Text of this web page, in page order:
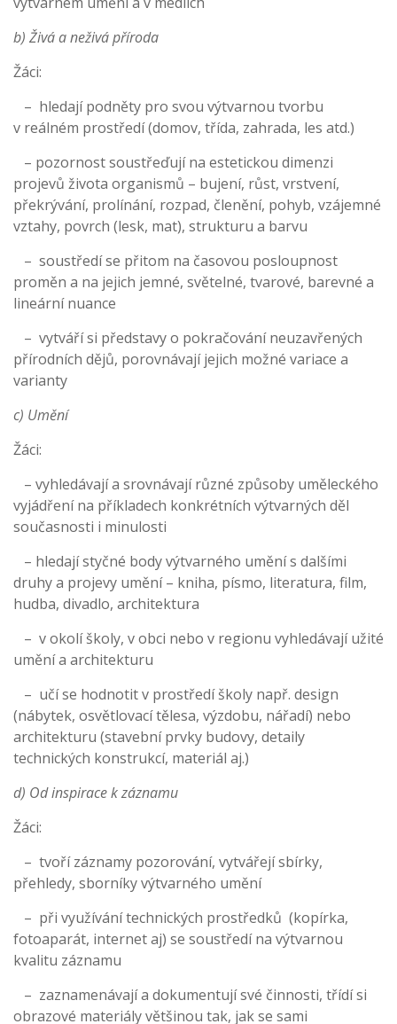
b) Živá a neživá příroda
Žáci:
– hledají podněty pro svou výtvarnou tvorbu
v reálném prostředí (domov, třída, zahrada, les atd.)
– pozornost soustřeďují na estetickou dimenzi
projevů života organismů – bujení, růst, vrstvení,
překrývání, prolínání, rozpad, členění, pohyb, vzájemné
vztahy, povrch (lesk, mat), strukturu a barvu
– soustředí se přitom na časovou posloupnost
proměn a na jejich jemné, světelné, tvarové, barevné a
lineární nuance
– vytváří si představy o pokračování neuzavřených
přírodních dějů, porovnávají jejich možné variace a
varianty
c) Umění
Žáci:
– vyhledávají a srovnávají různé způsoby uměleckého
vyjádření na příkladech konkrétních výtvarných děl
současnosti i minulosti
– hledají styčné body výtvarného umění s dalšími
druhy a projevy umění – kniha, písmo, literatura, film,
hudba, divadlo, architektura
– v okolí školy, v obci nebo v regionu vyhledávají užité
umění a architekturu
– učí se hodnotit v prostředí školy např. design
(nábytek, osvětlovací tělesa, výzdobu, nářadí) nebo
architekturu (stavební prvky budovy, detaily
technických konstrukcí, materiál aj.)
d) Od inspirace k záznamu
Žáci:
– tvoří záznamy pozorování, vytvářejí sbírky,
přehledy, sborníky výtvarného umění
– při využívání technických prostředků (kopírka,
fotoaparát, internet aj) se soustředí na výtvarnou
kvalitu záznamu
– zaznamenávají a dokumentují své činnosti, třídí si
obrazové materiály většinou tak, jak se sami